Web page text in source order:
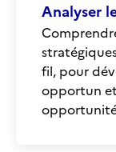
Analyser
fil, pour
opportun